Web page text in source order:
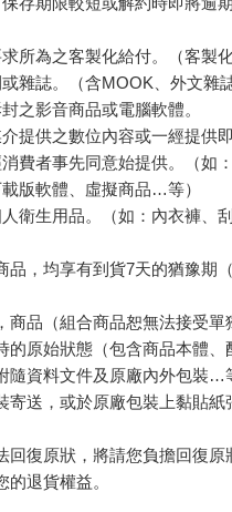
問自己：「為什麼有些人總是
脫離貧窮的宿命？」他發現，
嘗試、堅持夠久，這樣就能提
隨季節播種，如何抓住趨勢。
把我丟在沙漠，那怕只要一個
富。財富的穩定，存在於不斷
，只有永遠的學習。要知道，
一個世紀失敗的原因，未來四
過期。
生畢業之後就很少看書，不知
知識過期，無疑自己在知識經
爭力。沒有競爭力的人們，
勞動換取金錢。但有些時候
班，徹夜的工作，卻忽略人類
下，使人們不愛學習？忘記學
作的人，沒有時間賺錢。千萬
方帳號『完成綁定』，隨時掌
會請您操作ATM! 如接獲電話
要聽從指示，以免受騙上當！
等於試用期，退回商品須為
護法」第19條及行政院消費者
權合理例外情事適用準則」，
有瑕疵外，將不提供7天的猶
保存期限較短或解約時即將逾
所為之客製化給付。（客製化